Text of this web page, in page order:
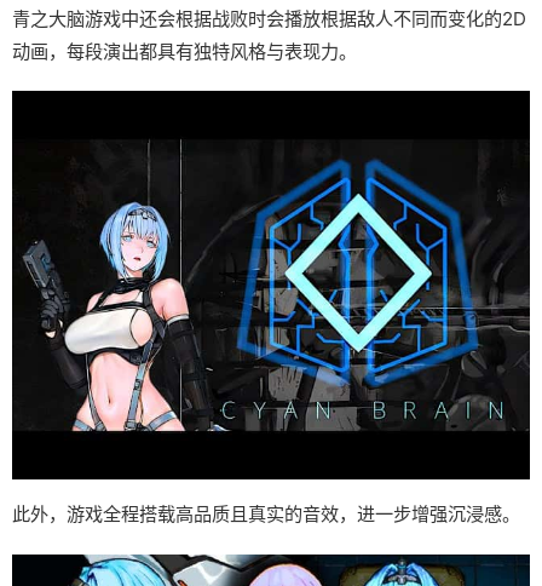
青之大脑游戏中还会根据战败时会播放根据敌人不同而变化的2D
动画，每段演出都具有独特风格与表现力。
此外，游戏全程搭载高品质且真实的音效，进一步增强沉浸感。